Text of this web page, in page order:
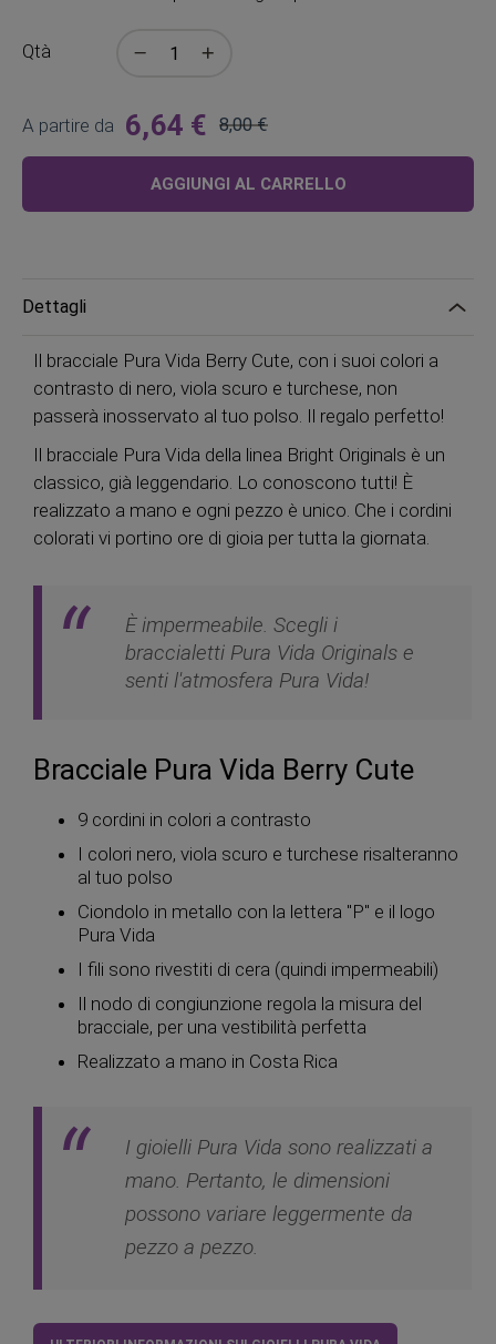
Qtà
A partire da 6,64 €
Prezzo
regolare
8,00 €
AGGIUNGI AL CARRELLO
Dettagli
Il bracciale Pura Vida Berry Cute, con i suoi colori a
contrasto di nero, viola scuro e turchese, non
passerà inosservato al tuo polso. Il regalo perfetto!
Il bracciale Pura Vida della linea Bright Originals è un
classico, già leggendario. Lo conoscono tutti! È
realizzato a mano e ogni pezzo è unico. Che i cordini
colorati vi portino ore di gioia per tutta la giornata.
È impermeabile. Scegli i
braccialetti Pura Vida Originals e
senti l'atmosfera Pura Vida!
Bracciale Pura Vida Berry Cute
9 cordini in colori a contrasto
I colori nero, viola scuro e turchese risalteranno
al tuo polso
Ciondolo in metallo con la lettera "P" e il logo
Pura Vida
I fili sono rivestiti di cera (quindi impermeabili)
Il nodo di congiunzione regola la misura del
bracciale, per una vestibilità perfetta
Realizzato a mano in Costa Rica
I gioielli Pura Vida sono realizzati a
mano. Pertanto, le dimensioni
possono variare leggermente da
pezzo a pezzo.